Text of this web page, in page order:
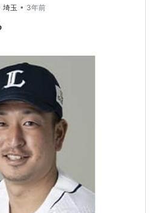
劣が語られる低レベルなのが何
埼玉 • 3年前